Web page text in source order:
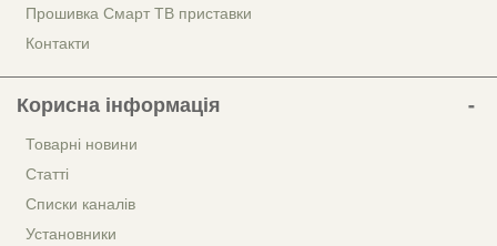
Прошивка Смарт ТВ приставки
Контакти
Корисна інформація
Товарні новини
Статті
Списки каналів
Установники